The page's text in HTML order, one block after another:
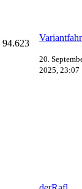
94.623
20.
2025, 23:07